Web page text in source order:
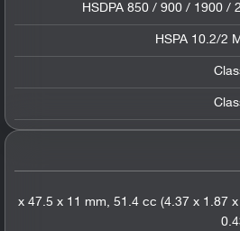
HSDPA 850 / 900 / 1900 /
HSPA 10.2/2
111 x 47.5 x 11 mm, 51.4 cc (4.37 x 1.87 x